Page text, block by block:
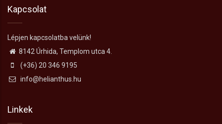
Kapcsolat
Lépjen kapcsolatba velünk!
8142 Úrhida, Templom utca 4.
(+36) 20 346 9195
info@helianthus.hu
Linkek